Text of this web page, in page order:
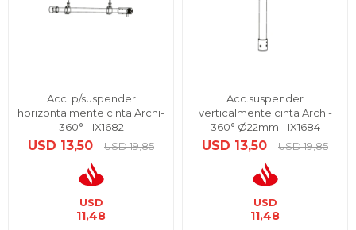
Acc. p/suspender
horizontalmente cinta Archi-
360° - IX1682
USD 13,50 USD 19,85
USD
11,48
Acc.suspender
verticalmente cinta Archi-
360° Ø22mm - IX1684
USD 13,50 USD 19,85
USD
11,48